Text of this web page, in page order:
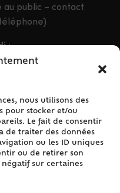
nous utilisons des
pour stocker et/ou
Le fait de consentir
de traiter des données
ou les ID uniques
ou de retirer son
sur certaines
au public – contact
:
– 16h30